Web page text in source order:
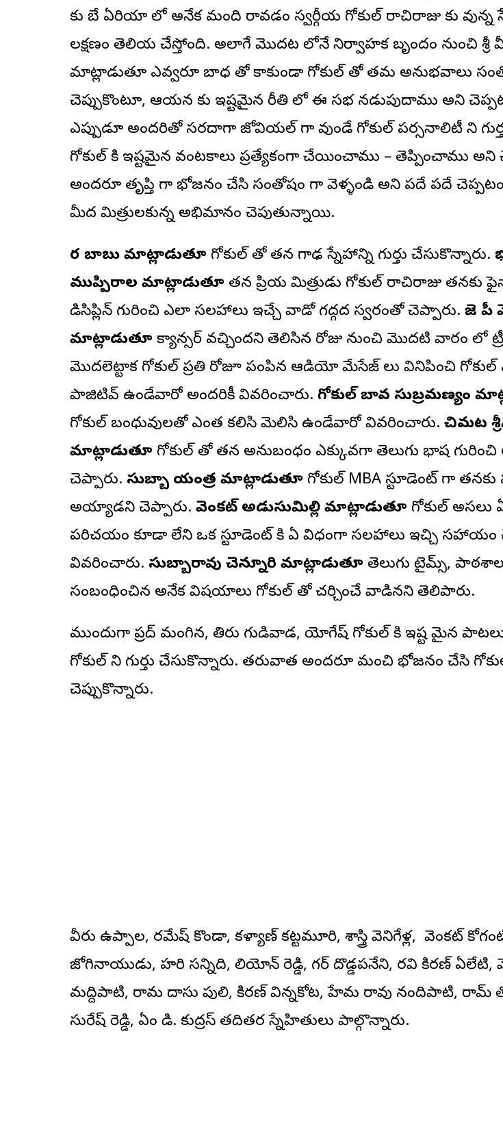
కు బే ఏరియా లో అనేక మంది రావడం స్వర్గీయ గోకుల్ రాచిరాజు కు వున్న
లక్షణం తెలియ చేస్తోంది. అలాగే మొదట లోనే నిర్వాహక బృందం నుంచి శ్రీ
మాట్లాడుతూ ఎవ్వరూ బాధ తో కాకుండా గోకుల్ తో తమ అనుభవాలు
చెప్పుకొంటూ, ఆయన కు ఇష్టమైన రీతి లో ఈ సభ నడుపుదాము అని
ఎప్పుడూ అందరితో సరదాగా జోవియల్ గా వుండే గోకుల్ పర్సనాలిటీ ని
గోకుల్ కి ఇష్టమైన వంటకాలు ప్రత్యేకంగా చేయించాము – తెప్పించాము అని
అందరూ తృప్తి గా భోజనం చేసి సంతోషం గా వెళ్ళండి అని పదే పదే
మీద మిత్రులకున్న అభిమానం చెపుతున్నాయి.
వీర బాబు మాట్లాడుతూ గోకుల్ తో తన గాఢ స్నేహాన్ని గుర్తు చేసుకొన్నారు.
ముప్పిరాల మాట్లాడుతూ తన ప్రియ మిత్రుడు గోకుల్ రాచిరాజు తనకు
డిసిప్లిన్ గురించి ఎలా సలహాలు ఇచ్చే వాడో గద్గద స్వరంతో చెప్పారు. జె పీ
మాట్లాడుతూ క్యాన్సర్ వచ్చిందని తెలిసిన రోజు నుంచి మొదటి వారం లో
మొదలెట్టాక గోకుల్ ప్రతి రోజూ పంపిన ఆడియో మేసేజ్ లు వినిపించి గోకుల్
పాజిటివ్ ఉండేవారో అందరికీ వివరించారు. గోకుల్ బావ సుబ్రమణ్యం
గోకుల్ బంధువులతో ఎంత కలిసి మెలిసి ఉండేవారో వివరించారు. చిమట
మాట్లాడుతూ గోకుల్ తో తన అనుబంధం ఎక్కువగా తెలుగు భాష
చెప్పారు. సుబ్బా యంత్ర మాట్లాడుతూ గోకుల్ MBA స్టూడెంట్ గా
అయ్యాడని చెప్పారు. వెంకట్ అడుసుమిల్లి మాట్లాడుతూ గోకుల్ అసలు
పరిచయం కూడా లేని ఒక స్టూడెంట్ కి ఏ విధంగా సలహాలు ఇచ్చి
వివరించారు. సుబ్బారావు చెన్నూరి మాట్లాడుతూ తెలుగు టైమ్స్,
సంబంధించిన అనేక విషయాలు గోకుల్ తో చర్చించే వాడినని తెలిపారు.
ముందుగా ప్రసాద్ మంగిన, తిరు గుడివాడ, యోగేష్ గోకుల్ కి ఇష్ట మైన
గోకుల్ ని గుర్తు చేసుకొన్నారు. తరువాత అందరూ మంచి భోజనం చేసి గోకుల్
చెప్పుకొన్నారు.
వీరు ఉప్పాల, రమేష్ కొండా, కళ్యాణ్ కట్టమూరి, శాస్త్రి వెనిగేళ్ల, వెంకట్
జోగినాయుడు, హరి సన్నిది, లియోన్ రెడ్డి, సాగర్ దొడ్డపనేని, రవి కిరణ్ ఏలేటి,
మద్దిపాటి, రామ దాసు పులి, కిరణ్ విన్నకోట, హేమ రావు నందిపాటి, రామ్
సురేష్ రెడ్డి, ఏం డి. కుద్రస్ తదితర స్నేహితులు పాల్గొన్నారు.